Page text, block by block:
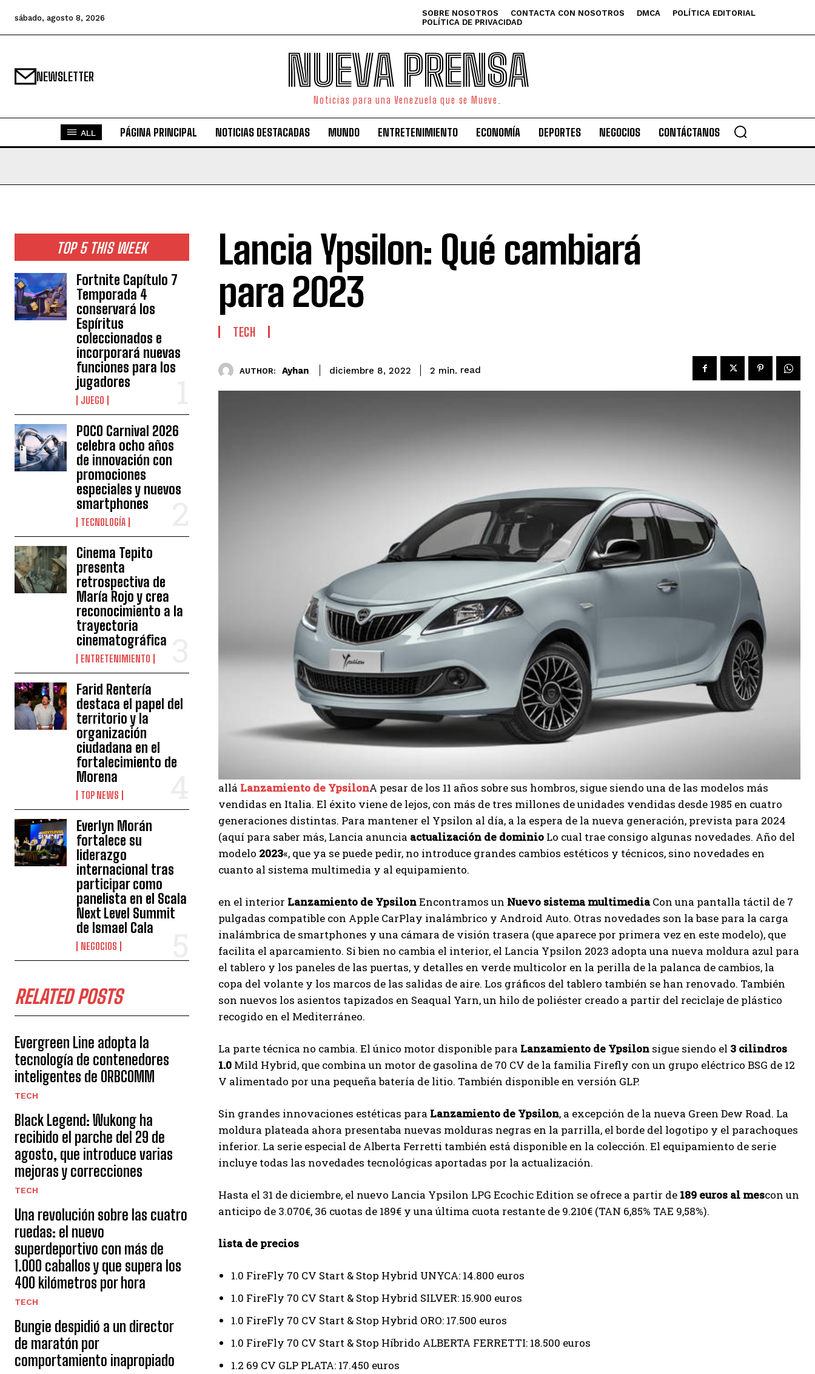
I WANT IN
I've read and accept the Privacy Policy
Ayhan
sábado, agosto 8, 2026 SOBRE NOSOTROS CONTACTA CON NOSOTROS DMCA
POLÍTICA EDITORIAL
POLÍTICA DE PRIVACIDAD
NEWSLETTER NUEVA PRENSA
Noticias para una Venezuela que se Mueve.
ALL PÁGINA PRINCIPAL NOTICIAS DESTACADAS MUNDO ENTRETENIMIENTO ECONOMÍA DEPORTES NEGOCIOS CONTÁCTANOS
TOP 5 THIS WEEK
Fortnite Capítulo 7
Temporada 4
conservará los
Espíritus
coleccionados e
incorporará nuevas
funciones para los
jugadores
JUEGO
POCO Carnival 2026
celebra ocho años
de innovación con
promociones
especiales y nuevos
smartphones
TECNOLOGÍA
Cinema Tepito
presenta
retrospectiva de
María Rojo y crea
reconocimiento a la
trayectoria
cinematográfica
ENTRETENIMIENTO
Farid Rentería
destaca el papel del
territorio y la
organización
ciudadana en el
fortalecimiento de
Morena
TOP NEWS
Everlyn Morán
fortalece su
liderazgo
internacional tras
participar como
panelista en el Scala
Next Level Summit
de Ismael Cala
NEGOCIOS
RELATED POSTS
Evergreen Line adopta la
tecnología de contenedores
inteligentes de ORBCOMM
TECH
Black Legend: Wukong ha
recibido el parche del 29 de
agosto, que introduce varias
mejoras y correcciones
TECH
Una revolución sobre las cuatro
ruedas: el nuevo
superdeportivo con más de
1.000 caballos y que supera los
400 kilómetros por hora
TECH
Bungie despidió a un director
de maratón por
comportamiento inapropiado
Lancia Ypsilon: Qué cambiará
para 2023
TECH
AUTHOR: Ayhan diciembre 8, 2022 2 min. read
allá Lanzamiento de YpsilonA pesar de los 11 años sobre sus hombros, sigue siendo una de las modelos más
vendidas en Italia. El éxito viene de lejos, con más de tres millones de unidades vendidas desde 1985 en cuatro
generaciones distintas. Para mantener el Ypsilon al día, a la espera de la nueva generación, prevista para 2024
(aquí para saber más, Lancia anuncia actualización de dominio Lo cual trae consigo algunas novedades. Año del
modelo 2023«, que ya se puede pedir, no introduce grandes cambios estéticos y técnicos, sino novedades en
cuanto al sistema multimedia y al equipamiento.
en el interior Lanzamiento de YpsilonEncontramos un Nuevo sistema multimediaCon una pantalla táctil de 7
pulgadas compatible con Apple CarPlay inalámbrico y Android Auto. Otras novedades son la base para la carga
inalámbrica de smartphones y una cámara de visión trasera (que aparece por primera vez en este modelo), que
facilita el aparcamiento. Si bien no cambia el interior, el Lancia Ypsilon 2023 adopta una nueva moldura azul para
el tablero y los paneles de las puertas, y detalles en verde multicolor en la perilla de la palanca de cambios, la
copa del volante y los marcos de las salidas de aire. Los gráficos del tablero también se han renovado. También
son nuevos los asientos tapizados en Seaqual Yarn, un hilo de poliéster creado a partir del reciclaje de plástico
recogido en el Mediterráneo.
La parte técnica no cambia. El único motor disponible para Lanzamiento de Ypsilon sigue siendo el 3 cilindros
1.0 Mild Hybrid, que combina un motor de gasolina de 70 CV de la familia Firefly con un grupo eléctrico BSG de 12
V alimentado por una pequeña batería de litio. También disponible en versión GLP.
Sin grandes innovaciones estéticas para Lanzamiento de Ypsilon, a excepción de la nueva Green Dew Road. La
moldura plateada ahora presentaba nuevas molduras negras en la parrilla, el borde del logotipo y el parachoques
inferior. La serie especial de Alberta Ferretti también está disponible en la colección. El equipamiento de serie
incluye todas las novedades tecnológicas aportadas por la actualización.
Hasta el 31 de diciembre, el nuevo Lancia Ypsilon LPG Ecochic Edition se ofrece a partir de 189 euros al mescon un
anticipo de 3.070€, 36 cuotas de 189€ y una última cuota restante de 9.210€ (TAN 6,85% TAE 9,58%).
lista de precios
1.0 FireFly 70 CV Start & Stop Hybrid UNYCA: 14.800 euros
1.0 FireFly 70 CV Start & Stop Hybrid SILVER: 15.900 euros
1.0 FireFly 70 CV Start & Stop Hybrid ORO: 17.500 euros
1.0 FireFly 70 CV Start & Stop Híbrido ALBERTA FERRETTI: 18.500 euros
1.2 69 CV GLP PLATA: 17.450 euros